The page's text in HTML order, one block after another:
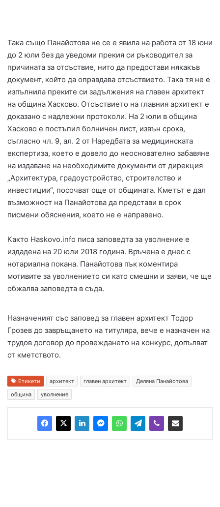
Така също Панайотова не се е явила на работа от 18 юни
до 2 юли без да уведоми прекия си ръководител за
причината за отсъствие, нито да предостави някакъв
документ, който да оправдава отсъствието. Така тя не е
изпълнила преките си задължения на главен архитект
на община Хасково. Отсъствието на главния архитект е
доказано с надлежни протоколи. На 2 юли в община
Хасково е постъпил болничен лист, извън срока,
съгласно чл. 9, ал. 2 от Наредбата за медицинската
експертиза, което е довело до неоснователно забавяне
на издаване на необходимите документи от дирекция
„Архитектура, градоустройство, строителство и
инвестиции“, посочват още от общината. Кметът е дал
възможност на Панайотова да представи в срок
писмени обяснения, което не е направено.
Както Haskovo.info писа заповедта за уволнение е
издадена на 20 юли 2018 година. Връчена е днес с
нотариална покана. Панайотова пък коментира
мотивите за уволнението си като смешни и заяви, че ще
обжалва заповедта в съда.
Назначеният със заповед за главен архитект Тодор
Грозев до завръщането на титуляра, вече е назначен на
трудов договор до провеждането на конкурс, допълват
от кметството.
Етикети архитект главен архитект
Деляна Панайотова
община
уволнение